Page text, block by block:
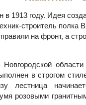
в 1913 году. Идея
строитель
на фронт, а
в строгом
лестница
розовыми